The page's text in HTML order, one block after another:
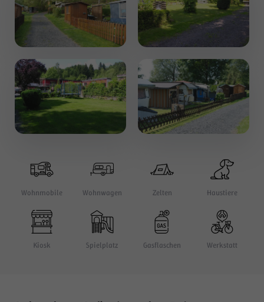
Wohnmobile Wohnwagen Zelten Haustiere
Kiosk Spielplatz Gasflaschen Werkstatt